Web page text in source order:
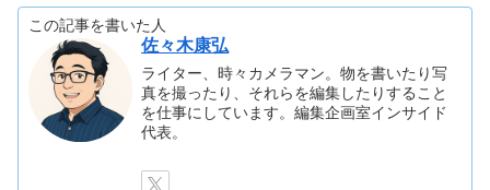
この記事を書いた人
佐々木康弘
ライター、時々カメラマン。物を書いたり写
真を撮ったり、それらを編集したりすること
を仕事にしています。編集企画室インサイド
代表。